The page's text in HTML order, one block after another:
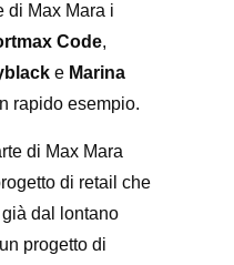
di Max Mara i
Code,
e Marina
rapido esempio.
di Max Mara
di retail che
dal lontano
progetto di